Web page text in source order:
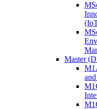
Master